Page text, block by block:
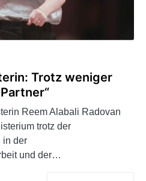
Trotz weniger
Reem Alabali Radovan
trotz der
in der
und der…